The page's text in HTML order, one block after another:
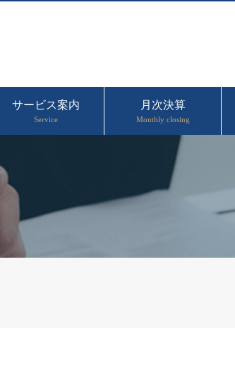
サービス案内
Service
月次決算
Monthly closing